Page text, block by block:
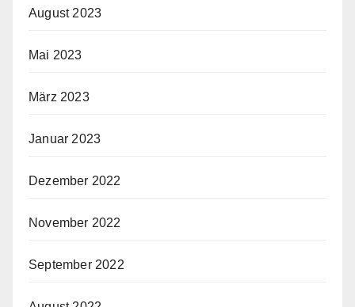
August 2023
Mai 2023
März 2023
Januar 2023
Dezember 2022
November 2022
September 2022